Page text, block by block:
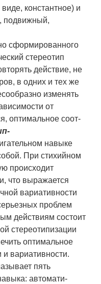
константное) и
подвижный,
сформированного
стереотип
действие, не
в одних и тех же
изменять
от
оптимальное соот­
навыке
При стихийном
происхо­дит
что выражается
вариативности
проблем
действиям состоит
стереотипизации
оптимальное
и вариативно­сти.
пять
автомати­